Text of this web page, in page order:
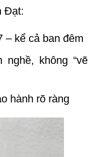
Đạt:
kể cả ban đêm
không “vẽ
hành rõ ràng